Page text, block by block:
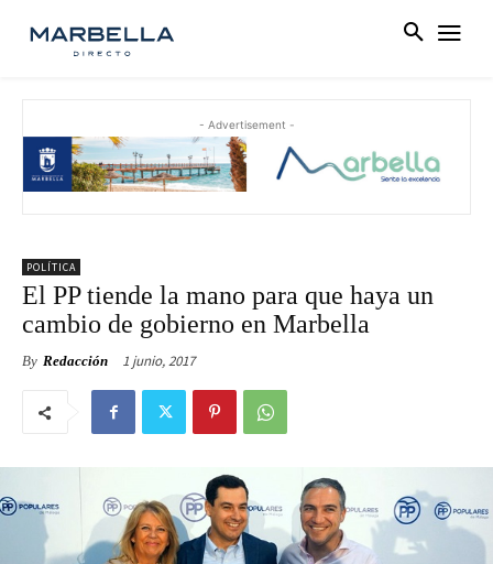
- Advertisement -
POLÍTICA
El PP tiende la mano para que haya un
cambio de gobierno en Marbella
By Redacción 1 junio, 2017